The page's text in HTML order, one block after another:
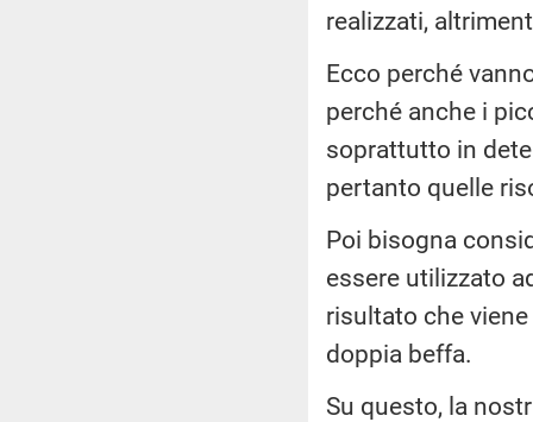
realizzati,
Ecco perché
perché anche i
soprattutto in
pertanto quelle
Poi bisogna
essere utilizzato
risultato che
doppia beffa.
Su questo, la